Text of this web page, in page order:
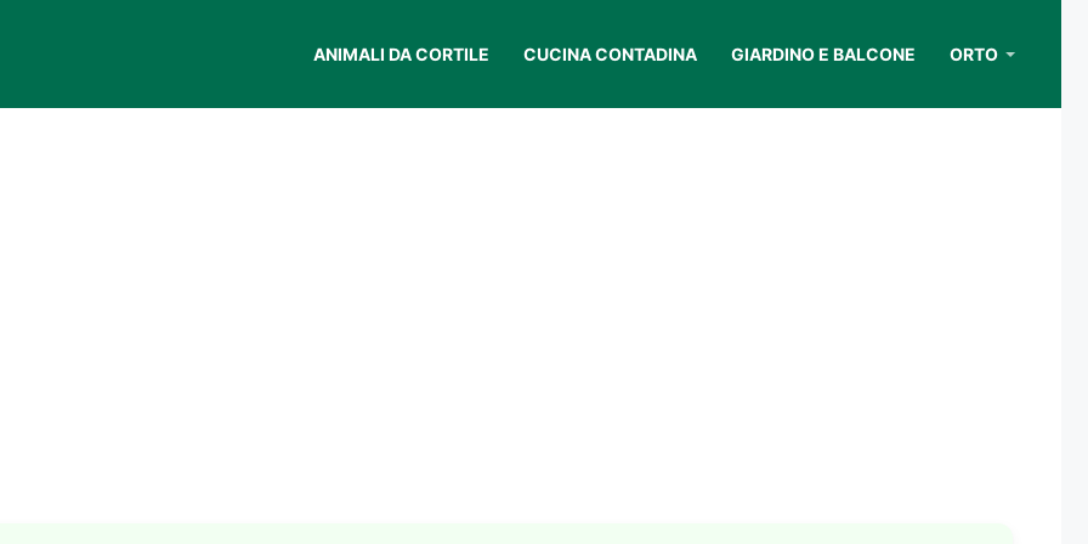
ANIMALI DA CORTILE CUCINA CONTADINA GIARDINO E BALCONE ORTO